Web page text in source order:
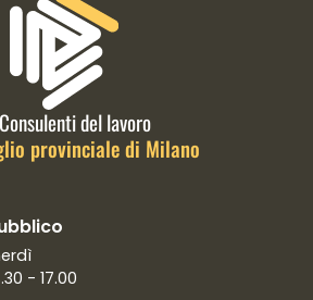
di contatto e link
Consulenti del lavoro
provinciale di Milano
- 17.00